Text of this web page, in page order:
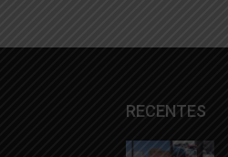
RECENTES